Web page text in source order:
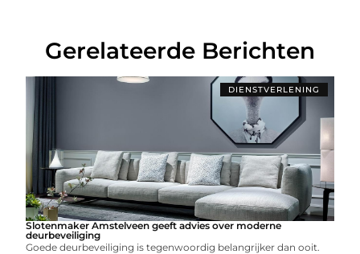
Gerelateerde Berichten
DIENSTVERLENING
Slotenmaker Amstelveen geeft advies over moderne
deurbeveiliging
Goede deurbeveiliging is tegenwoordig belangrijker dan ooit.